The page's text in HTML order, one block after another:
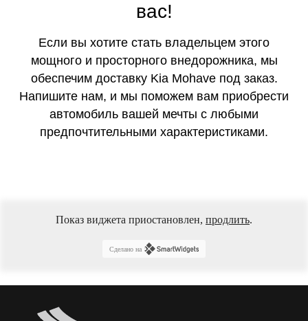
вас!
Если вы хотите стать владельцем этого
мощного и просторного внедорожника, мы
обеспечим доставку Kia Mohave под заказ.
Напишите нам, и мы поможем вам приобрести
автомобиль вашей мечты с любыми
предпочтительными характеристиками.
Показ виджета приостановлен, продлить.
Сделано на